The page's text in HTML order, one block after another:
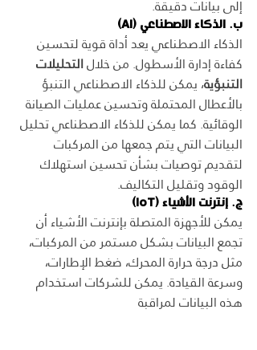
إلى بيانات دقيقة.
ب. الذكاء الاصطناعي (AI)
الذكاء الاصطناعي يعد أداة قوية لتحسين
كفاءة إدارة الأسطول. من خلال التحليلات
التنبؤية، يمكن للذكاء الاصطناعي التنبؤ
بالأعطال المحتملة وتحسين عمليات الصيانة
الوقائية. كما يمكن للذكاء الاصطناعي تحليل
البيانات التي يتم جمعها من المركبات
لتقديم توصيات بشأن تحسين استهلاك
الوقود وتقليل التكاليف.
ج. إنترنت الأشياء (IoT)
يمكن للأجهزة المتصلة بإنترنت الأشياء أن
تجمع البيانات بشكل مستمر من المركبات،
مثل درجة حرارة المحرك، ضغط الإطارات،
وسرعة القيادة. يمكن للشركات استخدام
هذه البيانات لمراقبة